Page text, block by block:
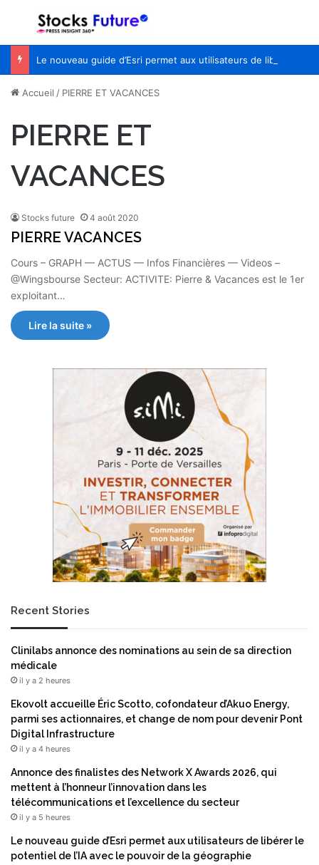
Menu
Accueil / PIERRE ET VACANCES
PIERRE ET
VACANCES
Stocks future 4 août 2020
PIERRE VACANCES
Cours – GRAPH — ACTUS — Infos Financières — Videos –
@Wingsbourse Secteur: ACTIVITE: Pierre & Vacances est le 1er
exploitant…
Lire la suite »
Recent Stories
Clinilabs annonce des nominations au sein de sa direction
médicale
il y a 2 heures
Ekovolt accueille Éric Scotto, cofondateur d’Akuo Energy,
parmi ses actionnaires, et change de nom pour devenir Pont
Digital Infrastructure
il y a 4 heures
Annonce des finalistes des Network X Awards 2026, qui
mettent à l’honneur l’innovation dans les
télécommunications et l’excellence du secteur
il y a 5 heures
Le nouveau guide d’Esri permet aux utilisateurs de libérer le
potentiel de l’IA avec le pouvoir de la géographie